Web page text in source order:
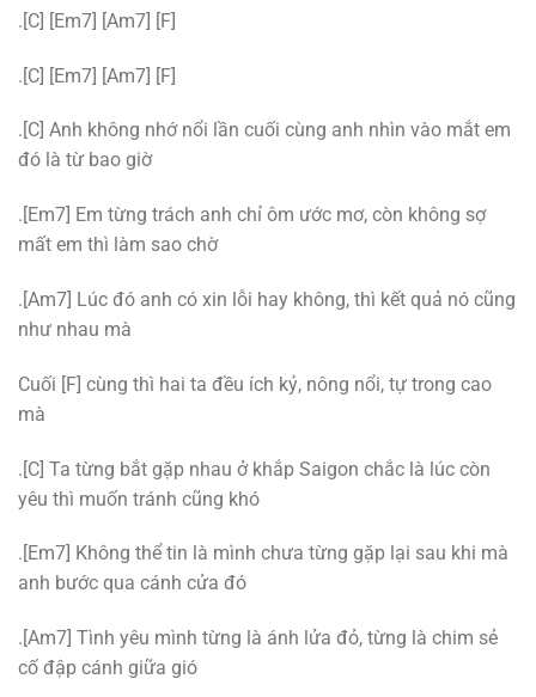
.[C] [Em7] [Am7] [F]
.[C] [Em7] [Am7] [F]
.[C] Anh không nhớ nổi lần cuối cùng anh nhìn vào mắt em
đó là từ bao giờ
.[Em7] Em từng trách anh chỉ ôm ước mơ, còn không sợ
mất em thì làm sao chờ
.[Am7] Lúc đó anh có xin lỗi hay không, thì kết quả nó cũng
như nhau mà
Cuối [F] cùng thì hai ta đều ích kỷ, nông nổi, tự trong cao
mà
.[C] Ta từng bắt gặp nhau ở khắp Saigon chắc là lúc còn
yêu thì muốn tránh cũng khó
.[Em7] Không thể tin là mình chưa từng gặp lại sau khi mà
anh bước qua cánh cửa đó
.[Am7] Tình yêu mình từng là ánh lửa đỏ, từng là chim sẻ
cố đập cánh giữa gió